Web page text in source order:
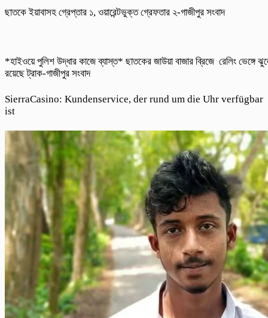
ছাতকে ইয়াবাসহ গ্রেপ্তার ১, ওয়ারেন্টভুক্ত গ্রেফতার ২-গাজীপুর সংবাদ
*হাইওয়ে পুলিশ উদ্ধার কাজে ব্যাস্ত* ছাতকের জাউয়া বাজার ব্রিজে রেলিং ভেঙ্গে
রয়েছে ট্রাক-গাজীপুর সংবাদ
SierraCasino: Kundenservice, der rund um die Uhr verfügbar
ist